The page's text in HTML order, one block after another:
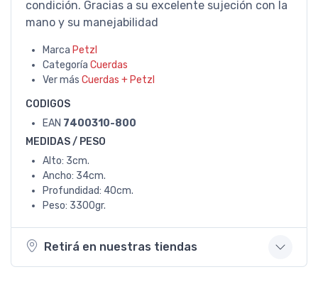
condición. Gracias a su excelente sujeción con la
mano y su manejabilidad
Marca Petzl
Categoría Cuerdas
Ver más Cuerdas + Petzl
CODIGOS
EAN 7400310-800
MEDIDAS / PESO
Alto: 3cm.
Ancho: 34cm.
Profundidad: 40cm.
Peso: 3300gr.
Retirá en nuestras tiendas